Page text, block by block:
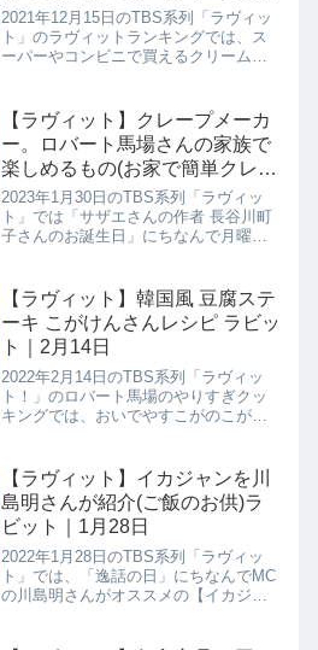
15日
2021年12月15日のTBS系列「ラヴィッ
ト」のラヴィットランキングでは、ス
ーパーやコンビニで買えるクリームパ
決定したので詳しく紹介します。さら
に後半ではパンマニアと...
【ラヴィット】クレープメーカ
ー。ロバート馬場さんの家族で
楽しめるもの(お家で簡単クレー
プ作り！)ラビット｜1月30日
2023年1月30日のTBS系列「ラヴィッ
ト」では「サザエさんの作者 長谷川町
子さんのお誕生日」にちなんで月曜日
レープメーカーを教えてくれたので詳
しく紹介します。>>ラヴィ...
【ラヴィット】韓国風 豆腐ステ
ーキ こがけんさんレシピ ラビッ
ト｜2月14日
2022年2月14日のTBS系列「ラヴィッ
ト！」のロバート馬場のやりすぎクッ
キングでは、おいでやすこがのこがけ
【韓国風 豆腐ステーキ】を作り上げて
いたのでレシピとポイントを...
【ラヴィット】イカジャンを川
島明さんが紹介(ご飯のお供)ラ
ビット｜1月28日
2022年1月28日のTBS系列「ラヴィッ
ト」では、「逸話の日」にちなんでMC
の川島明さんがオススメの【イカジャ